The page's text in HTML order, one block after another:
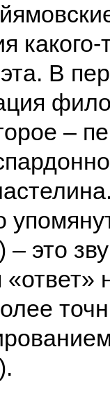
какого-
В
–
это